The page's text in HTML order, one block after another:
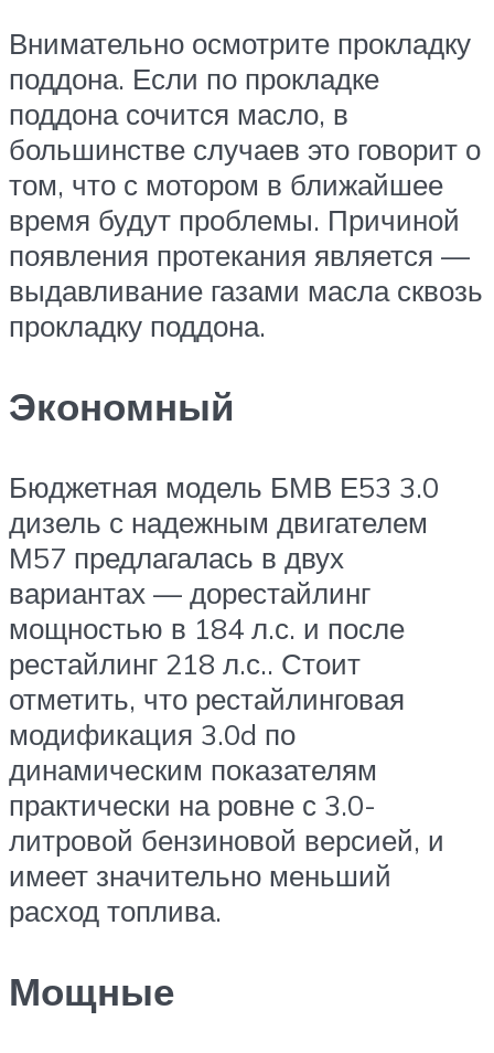
Внимательно осмотрите прокладку
поддона. Если по прокладке
поддона сочится масло, в
большинстве случаев это говорит о
том, что с мотором в ближайшее
время будут проблемы. Причиной
появления протекания является —
выдавливание газами масла сквозь
прокладку поддона.
Экономный
Бюджетная модель БМВ Е53 3.0
дизель с надежным двигателем
М57 предлагалась в двух
вариантах — дорестайлинг
мощностью в 184 л.с. и после
рестайлинг 218 л.с.. Стоит
отметить, что рестайлинговая
модификация 3.0d по
динамическим показателям
практически на ровне с 3.0-
литровой бензиновой версией, и
имеет значительно меньший
расход топлива.
Мощные